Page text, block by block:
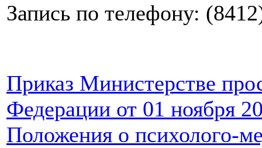
Запись по телефону:
Приказ Министерстве
Федерации от 01 ноября
Положения о психолого-